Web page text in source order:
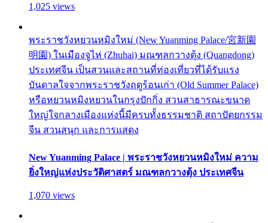
1,025 views
พระราชวังหยวนหมิงใหม่ (New Yuanming Palace/宮新園
明園) ในเมืองจูไห่ (Zhuhai) มณฑลกวางตุ้ง (Quangdong)
ประเทศจีน เป็นสวนและสถานที่ท่องเที่ยวที่ได้รับแรง
บันดาลใจจากพระราชวังฤดูร้อนเก่า (Old Summer Palace)
หรือหยวนหมิงหยวนในกรุงปักกิ่ง สวนสาธารณะขนาด
ใหญ่ใจกลางเมืองแห่งนี้มีครบทั้งธรรมชาติ สถาปัตยกรรม
จีน สวนสนุก และการแสดง
New Yuanming Palace | พระราชวังหยวนหมิงใหม่ ความ
ยิ่งใหญ่แห่งประวัติศาสตร์ มณฑลกวางตุ้ง ประเทศจีน
1,070 views